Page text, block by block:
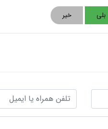
بلی خیر